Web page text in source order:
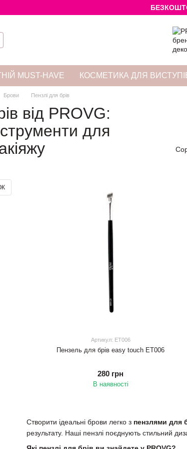
MUST-HAVE КОСМЕТИКА ДЛЯ
Брови Пензлі для брів
від PROVG:
для
Створити ідеальні брови легко з пензлями для
результату. Наші пензлі поєднують стильний
Артикул: ET006
Пензель для брів easy touch ET006
280 грн
В наявності